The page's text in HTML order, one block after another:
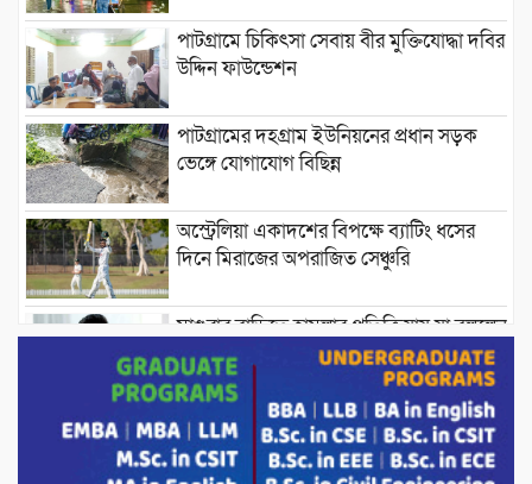
পাটগ্রামে চিকিৎসা সেবায় বীর মুক্তিযোদ্ধা দবির
উদ্দিন ফাউন্ডেশন
পাটগ্রামের দহগ্রাম ইউনিয়নের প্রধান সড়ক
ভেঙ্গে যোগাযোগ বিছিন্ন
অস্ট্রেলিয়া একাদশের বিপক্ষে ব্যাটিং ধসের
দিনে মিরাজের অপরাজিত সেঞ্চুরি
মাগুরার বাড়িতে হামলার প্রতিক্রিয়ায় যা বললেন
সাকিব।
দেশীয় পাঁচ প্রজাতির ছোট মাছে উদ্বেগজনক
মাত্রায় মাইক্রোপ্লাস্টিকের উপস্থিতি শনাক্ত ।